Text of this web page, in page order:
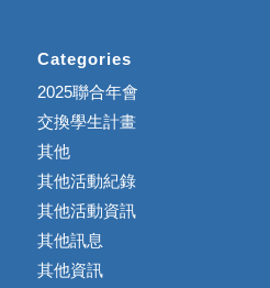
Categories
2025聯合年會
交換學生計畫
其他
其他活動紀錄
其他活動資訊
其他訊息
其他資訊